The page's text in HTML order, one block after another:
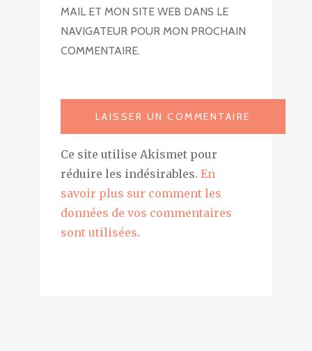
MAIL ET MON SITE WEB DANS LE
NAVIGATEUR POUR MON PROCHAIN
COMMENTAIRE.
Ce site utilise Akismet pour
réduire les indésirables. En
savoir plus sur comment les
données de vos commentaires
sont utilisées.